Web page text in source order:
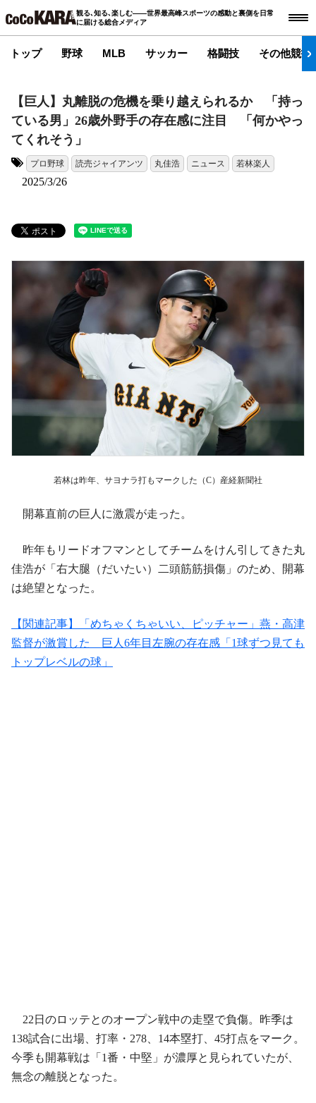
観る､知る､楽しむ――世界最高峰スポーツの感動と裏側を日常
に届ける総合メディア
トップ 野球 MLB サッカー 格闘技 その他競技
【巨人】丸離脱の危機を乗り越えられるか 「持っ
ている男」26歳外野手の存在感に注目 「何かやっ
てくれそう」
プロ野球 読売ジャイアンツ 丸佳浩 ニュース 若林楽人
2025/3/26
若林は昨年、サヨナラ打もマークした（C）産経新聞社
開幕直前の巨人に激震が走った。
昨年もリードオフマンとしてチームをけん引してきた丸
佳浩が「右大腿（だいたい）二頭筋筋損傷」のため、開幕
は絶望となった。
【関連記事】「めちゃくちゃいい、ピッチャー」燕・高津
監督が激賞した 巨人6年目左腕の存在感「1球ずつ見ても
トップレベルの球」
22日のロッテとのオープン戦中の走塁で負傷。昨季は
138試合に出場、打率・278、14本塁打、45打点をマーク。
今季も開幕戦は「1番・中堅」が濃厚と見られていたが、
無念の離脱となった。